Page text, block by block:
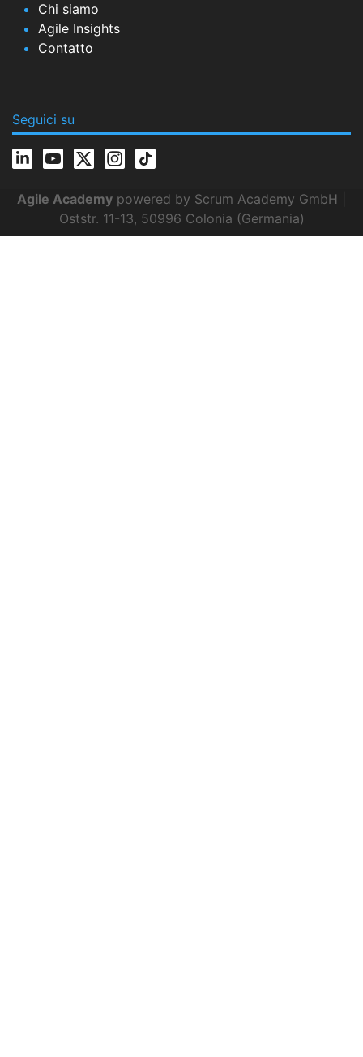
Chi siamo
Agile Insights
Contatto
Seguici su
Agile Academy powered by Scrum Academy GmbH |
Oststr. 11-13, 50996 Colonia (Germania)